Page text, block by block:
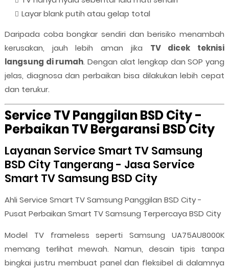
Layar blank putih atau gelap total
Daripada coba bongkar sendiri dan berisiko menambah
kerusakan, jauh lebih aman jika TV dicek teknisi
langsung di rumah. Dengan alat lengkap dan SOP yang
jelas, diagnosa dan perbaikan bisa dilakukan lebih cepat
dan terukur.
Service TV Panggilan BSD City -
Perbaikan TV Bergaransi BSD City
Layanan Service Smart TV Samsung
BSD City Tangerang - Jasa Service
Smart TV Samsung BSD City
Ahli Service Smart TV Samsung Panggilan BSD City -
Pusat Perbaikan Smart TV Samsung Terpercaya BSD City
Model TV frameless seperti Samsung UA75AU8000K
memang terlihat mewah. Namun, desain tipis tanpa
bingkai justru membuat panel dan fleksibel di dalamnya